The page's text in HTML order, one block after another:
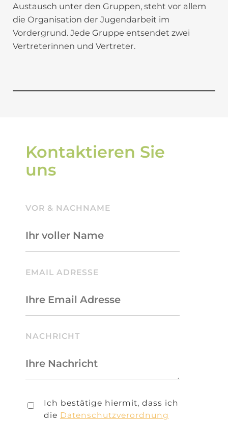
Austausch unter den Gruppen, steht vor allem
die Organisation der Jugendarbeit im
Vordergrund. Jede Gruppe entsendet zwei
Vertreterinnen und Vertreter.
Kontaktieren Sie
uns
VOR & NACHNAME
BITTE LASSE DIESES FELD LEER.
EMAIL ADRESSE
NACHRICHT
Ich bestätige hiermit, dass ich
die Datenschutzverordnung